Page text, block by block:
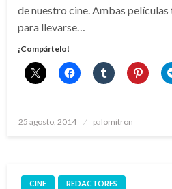
de nuestro cine. Ambas
para llevarse…
¡Compártelo!
Publicado
25 agosto, 2014 palomitron
CINE REDACTORES